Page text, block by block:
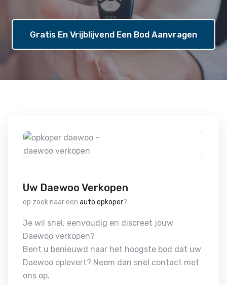
Gratis En Vrijblijvend Een Bod Aanvragen
Uw Daewoo Verkopen
op zoek naar een auto opkoper?
Je wil snel, eenvoudig en discreet jouw
Daewoo verkopen?
Bent u benieuwd naar het hoogste bod dat uw
Daewoo oplevert? Neem dan snel contact met
ons op.